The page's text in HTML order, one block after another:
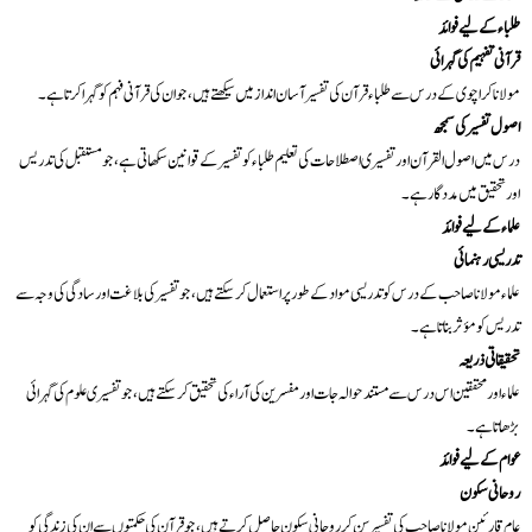
22
23
24
طلباء کے لیے فوائد
قرآنی تفہیم کی گہرائی
مولانا کراچوی کے درس سے طلباء قرآن کی تفسیر آسان انداز میں سیکھتے ہیں، جو ان کی قرآنی فہم کو گہرا کرتا ہے۔
اصول تفسیر کی سمجھ
درس میں اصول القرآن اور تفسیری اصطلاحات کی تعلیم طلباء کو تفسیر کے قوانین سکھاتی ہے، جو مستقبل کی تدریس
اور تحقیق میں مددگار ہے۔
علماء کے لیے فوائد
تدریسی رہنمائی
علماء مولانا صاحب کے درس کو تدریسی مواد کے طور پر استعمال کر سکتے ہیں، جو تفسیر کی بلاغت اور سادگی کی وجہ سے
تدریس کو مؤثر بناتا ہے۔
تحقیقاتی ذریعہ
علماء اور محققین اس درس سے مستند حوالہ جات اور مفسرین کی آراء کی تحقیق کر سکتے ہیں، جو تفسیری علوم کی گہرائی
بڑھاتا ہے۔
عوام کے لیے فوائد
روحانی سکون